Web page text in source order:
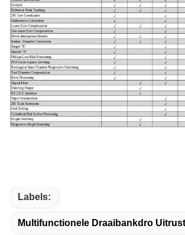
Labels:
Multifunctionele Draaibankdro